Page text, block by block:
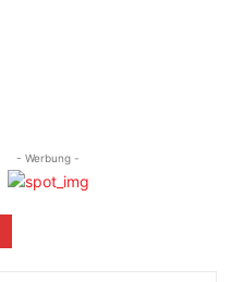
- Werbung -